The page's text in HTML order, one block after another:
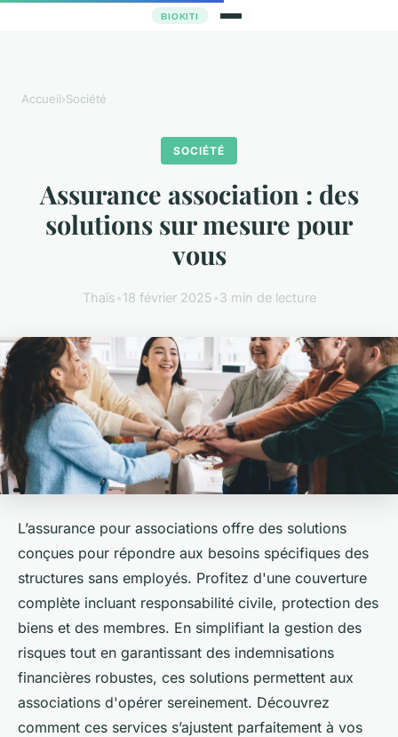
Accueil›Société
SOCIÉTÉ
Assurance association : des
solutions sur mesure pour
vous
Thaïs•18 février 2025•3 min de lecture
L’assurance pour associations offre des solutions
conçues pour répondre aux besoins spécifiques des
structures sans employés. Profitez d'une couverture
complète incluant responsabilité civile, protection des
biens et des membres. En simplifiant la gestion des
risques tout en garantissant des indemnisations
financières robustes, ces solutions permettent aux
associations d'opérer sereinement. Découvrez
comment ces services s’ajustent parfaitement à vos